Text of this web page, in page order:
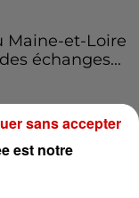
Maine-et-Loire
échanges...
est notre
sans accepter